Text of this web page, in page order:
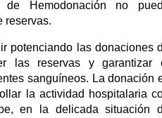
Hemodonación no
reservas.
potenciando las donaciones
las reservas y garantizar
sanguíneos. La donación
la actividad hospitalaria
en la delicada situación